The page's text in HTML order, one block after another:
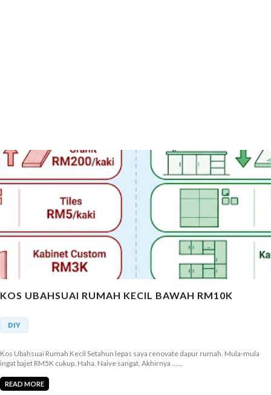
KOS UBAHSUAI RUMAH KECIL BAWAH RM10K
DIY
Kos Ubahsuai Rumah Kecil Setahun lepas saya renovate dapur rumah. Mula-mula
ingat bajet RM5K cukup. Haha. Naive sangat. Akhirnya ......
READ MORE